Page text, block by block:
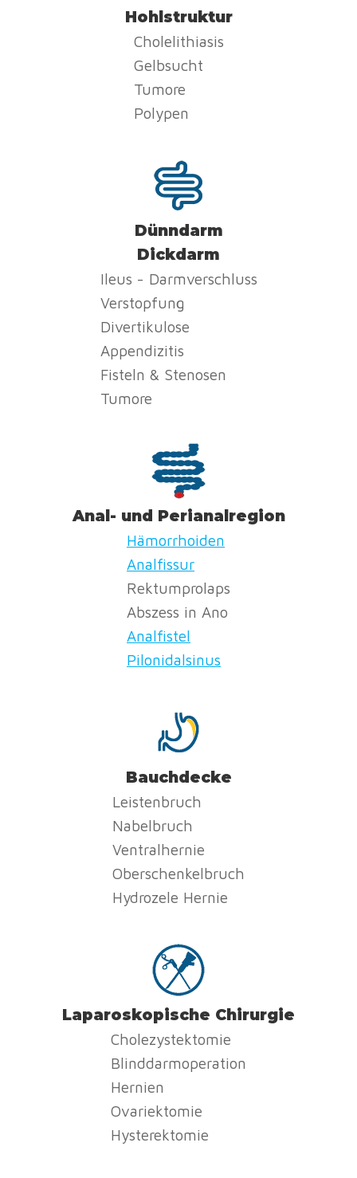
Hohlstruktur
Cholelithiasis
Gelbsucht
Tumore
Polypen
Dünndarm
Dickdarm
Ileus - Darmverschluss
Verstopfung
Divertikulose
Appendizitis
Fisteln & Stenosen
Tumore
Anal- und Perianalregion
Hämorrhoiden
Analfissur
Rektumprolaps
Abszess in Ano
Analfistel
Pilonidalsinus
Bauchdecke
Leistenbruch
Nabelbruch
Ventralhernie
Oberschenkelbruch
Hydrozele Hernie
Laparoskopische Chirurgie
Cholezystektomie
Blinddarmoperation
Hernien
Ovariektomie
Hysterektomie